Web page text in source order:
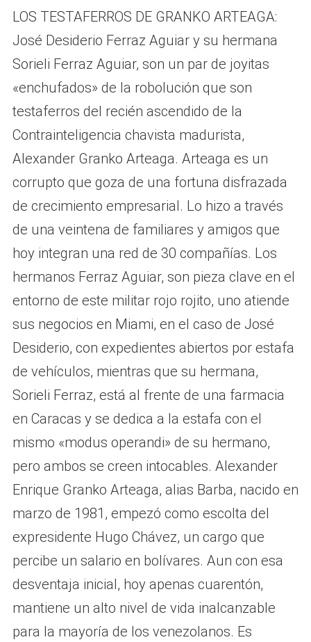
LOS TESTAFERROS DE GRANKO ARTEAGA:
José Desiderio Ferraz Aguiar y su hermana
Sorieli Ferraz Aguiar, son un par de joyitas
«enchufados» de la robolución que son
testaferros del recién ascendido de la
Contrainteligencia chavista madurista,
Alexander Granko Arteaga. Arteaga es un
corrupto que goza de una fortuna disfrazada
de crecimiento empresarial. Lo hizo a través
de una veintena de familiares y amigos que
hoy integran una red de 30 compañías. Los
hermanos Ferraz Aguiar, son pieza clave en el
entorno de este militar rojo rojito, uno atiende
sus negocios en Miami, en el caso de José
Desiderio, con expedientes abiertos por estafa
de vehículos, mientras que su hermana,
Sorieli Ferraz, está al frente de una farmacia
en Caracas y se dedica a la estafa con el
mismo «modus operandi» de su hermano,
pero ambos se creen intocables. Alexander
Enrique Granko Arteaga, alias Barba, nacido en
marzo de 1981, empezó como escolta del
expresidente Hugo Chávez, un cargo que
percibe un salario en bolívares. Aun con esa
desventaja inicial, hoy apenas cuarentón,
mantiene un alto nivel de vida inalcanzable
para la mayoría de los venezolanos. Es